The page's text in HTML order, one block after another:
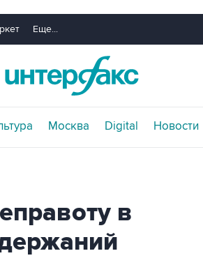
Еще...
Москва Digital Новости
в